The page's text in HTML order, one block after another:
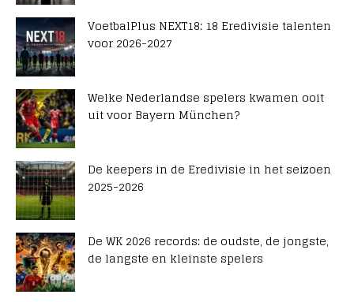
VoetbalPlus NEXT18: 18 Eredivisie talenten
voor 2026-2027
Welke Nederlandse spelers kwamen ooit
uit voor Bayern München?
De keepers in de Eredivisie in het seizoen
2025-2026
De WK 2026 records: de oudste, de jongste,
de langste en kleinste spelers